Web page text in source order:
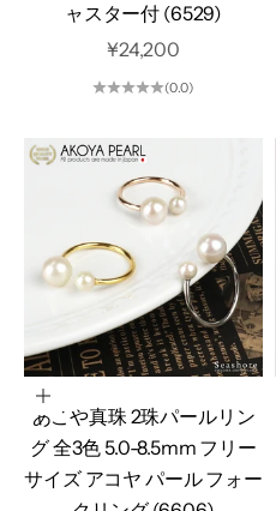
ャスター付 (6529)
セール価格
¥24,200
(0.0)
オプションを選択
あこや真珠 2珠パールリン
グ 全3色 5.0-8.5mm フリー
サイズ アコヤ パール フォー